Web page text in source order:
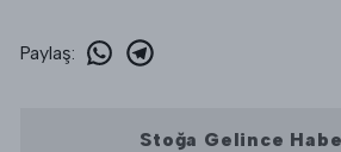
Paylaş:
Stoğa Gelince